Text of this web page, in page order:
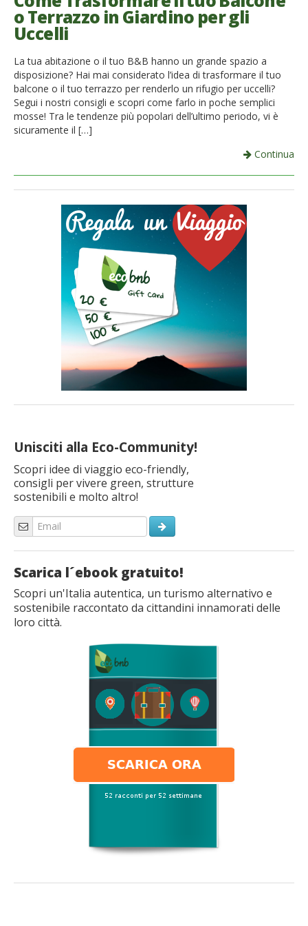
French
o Terrazzo in Giardino per gli
Uccelli
La tua abitazione o il tuo B&B hanno un grande spazio a
disposizione? Hai mai considerato l’idea di trasformare il tuo
balcone o il tuo terrazzo per renderlo un rifugio per uccelli?
Segui i nostri consigli e scopri come farlo in poche semplici
mosse! Tra le tendenze più popolari dell’ultimo periodo, vi è
sicuramente il […]
Continua
Unisciti alla Eco-Community!
Scopri idee di viaggio eco-friendly,
consigli per vivere green, strutture
sostenibili e molto altro!
Scarica l´ebook gratuito!
Scopri un'Italia autentica, un turismo alternativo e
sostenibile raccontato da cittandini innamorati delle
loro città.